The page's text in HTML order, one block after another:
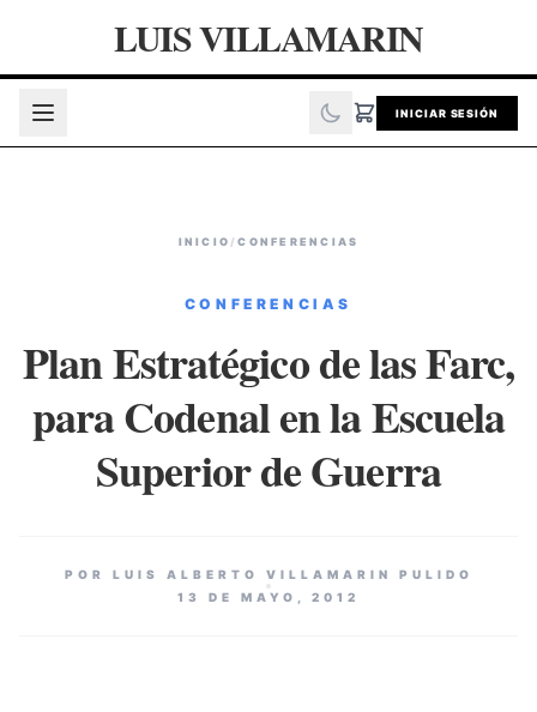
LUIS VILLAMARIN
INICIAR SESIÓN
INICIO /CONFERENCIAS
CONFERENCIAS
Plan Estratégico de las Farc,
para Codenal en la Escuela
Superior de Guerra
POR LUIS ALBERTO VILLAMARIN PULIDO
13 DE MAYO, 2012